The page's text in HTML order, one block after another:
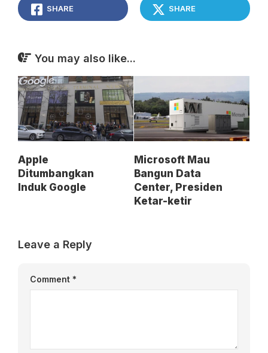
SHARE SHARE
You may also like...
Apple
Ditumbangkan
Induk Google
Microsoft Mau
Bangun Data
Center, Presiden
Ketar-ketir
Leave a Reply
Comment *